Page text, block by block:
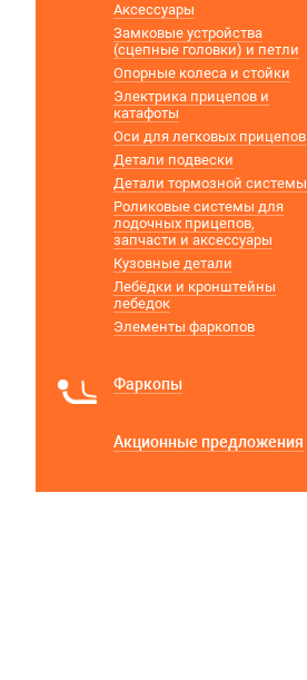
Аксессуары
Замковые устройства
(сцепные головки) и петли
Опорные колеса и стойки
Электрика прицепов и
катафоты
Оси для легковых прицепов
Детали подвески
Детали тормозной системы
Роликовые системы для
лодочных прицепов,
запчасти и аксессуары
Кузовные детали
Лебёдки и кронштейны
лебедок
Элементы фаркопов
Фаркопы
Акционные предложения